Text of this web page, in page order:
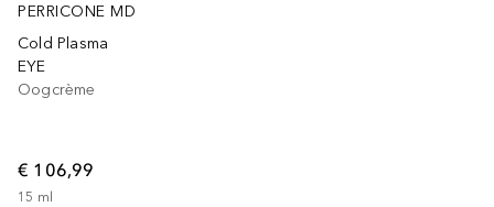
PERRICONE MD
Cold Plasma
EYE
Oogcrème
€ 106,99
15 ml